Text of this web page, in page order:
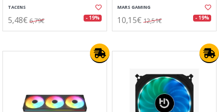
TACENS
5,48€ 6,79€ - 19%
MARS GAMING
10,15€ 12,51€ - 19%